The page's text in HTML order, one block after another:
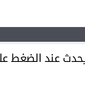
عند الضغط